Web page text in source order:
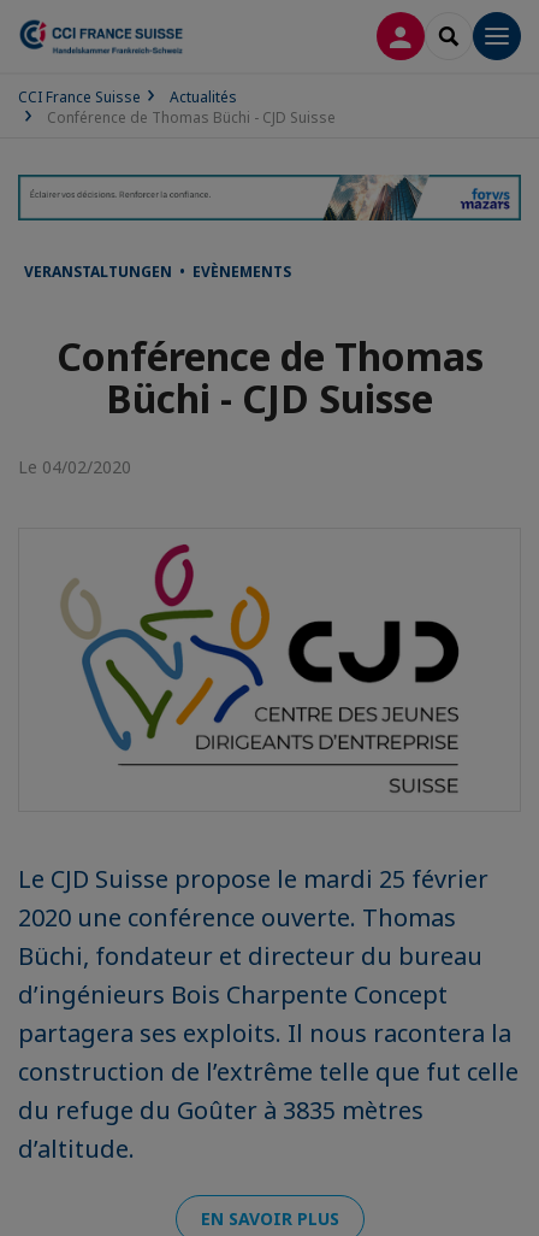
CONNEXION
CCI France Suisse
Actualités
Conférence de Thomas Büchi - CJD Suisse
VERANSTALTUNGEN • EVÈNEMENTS
Conférence de Thomas
Büchi - CJD Suisse
Le 04/02/2020
Le CJD Suisse propose le mardi 25 février
2020 une conférence ouverte. Thomas
Büchi, fondateur et directeur du bureau
d’ingénieurs Bois Charpente Concept
partagera ses exploits. Il nous racontera la
construction de l’extrême telle que fut celle
du refuge du Goûter à 3835 mètres
d’altitude.
EN SAVOIR PLUS